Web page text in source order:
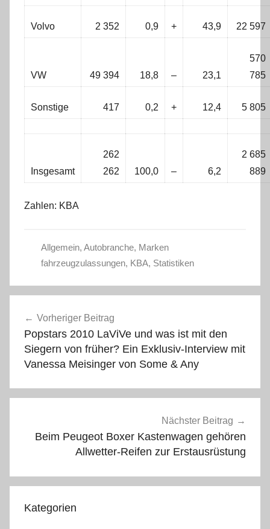
Volvo 2 352 0,9 + 43,9 22 597
VW 49 394 18,8 – 23,1
570
785
Sonstige 417 0,2 + 12,4 5 805
Insgesamt
262
262
100,0 – 6,2
2 685
889
Zahlen: KBA
Allgemein, Autobranche, Marken
fahrzeugzulassungen, KBA, Statistiken
Vorheriger Beitrag
Popstars 2010 LaViVe und was ist mit den
Siegern von früher? Ein Exklusiv-Interview mit
Vanessa Meisinger von Some & Any
Nächster Beitrag
Beim Peugeot Boxer Kastenwagen gehören
Allwetter-Reifen zur Erstausrüstung
Kategorien